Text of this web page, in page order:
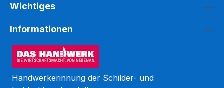
Wichtiges
Informationen
Handwerkerinnung der Schilder- und